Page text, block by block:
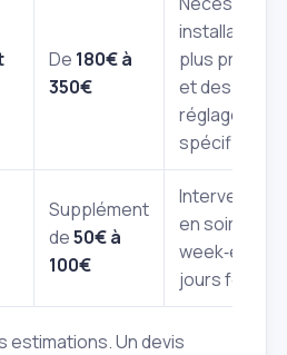
De 180€ à
350€
installation
plus précise
et des
réglages
spécifiques.
Supplément
de50€ à
100€
Intervention
en soirée,
week‑end ou
jours fériés.
estimations. Un devis